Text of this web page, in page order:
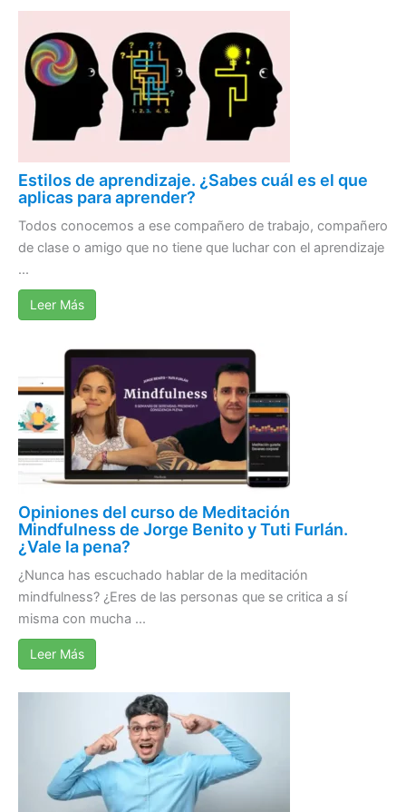
Estilos de aprendizaje. ¿Sabes cuál es el que
aplicas para aprender?
Todos conocemos a ese compañero de trabajo, compañero
de clase o amigo que no tiene que luchar con el aprendizaje
...
Leer Más
Opiniones del curso de Meditación
Mindfulness de Jorge Benito y Tuti Furlán.
¿Vale la pena?
¿Nunca has escuchado hablar de la meditación
mindfulness? ¿Eres de las personas que se critica a sí
misma con mucha ...
Leer Más